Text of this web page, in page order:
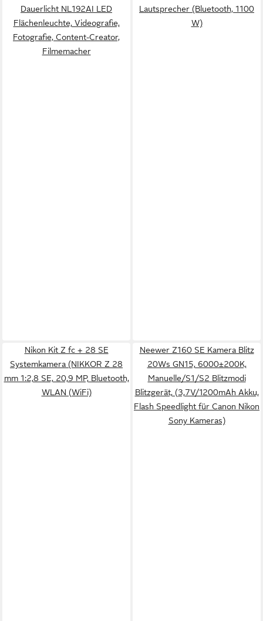
Dauerlicht NL192AI LED
Flächenleuchte, Videografie,
Fotografie, Content-Creator,
Filmemacher
Lautsprecher (Bluetooth, 1100
W)
Nikon Kit Z fc + 28 SE
Systemkamera (NIKKOR Z 28
mm 1:2,8 SE, 20,9 MP, Bluetooth,
WLAN (WiFi)
Neewer Z160 SE Kamera Blitz
20Ws GN15, 6000±200K,
Manuelle/S1/S2 Blitzmodi
Blitzgerät, (3,7V/1200mAh Akku,
Flash Speedlight für Canon Nikon
Sony Kameras)